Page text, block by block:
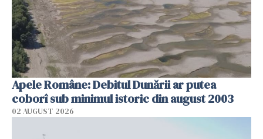
Apele Române: Debitul Dunării ar putea
coborî sub minimul istoric din august 2003
02 AUGUST 2026